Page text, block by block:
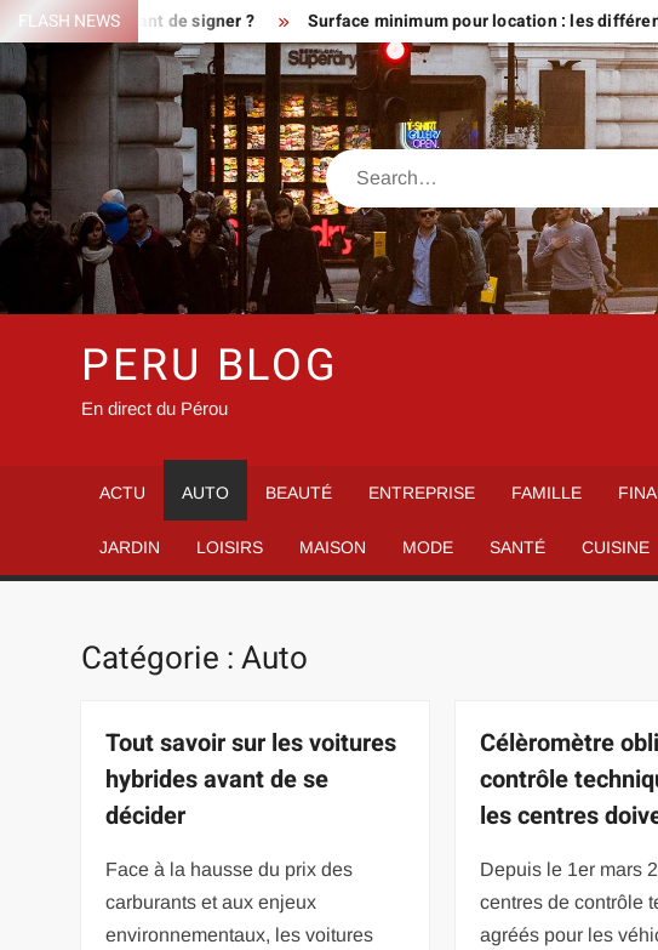
Skip
to
content
FLASH NEWS
avant de signer ? Surface minimum pour location : les différences
Search
PERU BLOG
En direct du Pérou
ACTU AUTO BEAUTÉ ENTREPRISE FAMILLE
JARDIN LOISIRS MAISON MODE SANTÉ CUISINE
Catégorie :Auto
Tout savoir sur les voitures
hybrides avant de se
décider
Face à la hausse du prix des
carburants et aux enjeux
environnementaux, les voitures
Célèromètre
contrôle
les centres
Depuis le 1er mars
centres de contrôle
agréés pour les